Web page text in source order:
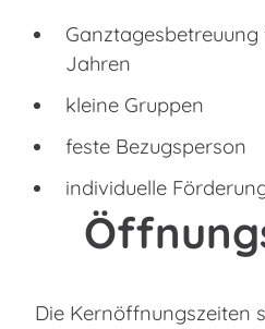
Ganztagesbetreuung
Jahren
kleine Gruppen
feste Bezugsperson
individuelle
Die Kernöffnungszeiten